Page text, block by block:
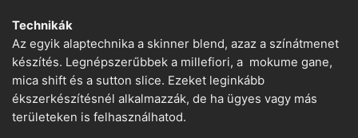
Technikák
Az egyik alaptechnika a skinner blend, azaz a színátmenet
készítés. Legnépszerűbbek a millefiori, a mokume gane,
mica shift és a sutton slice. Ezeket leginkább
ékszerkészítésnél alkalmazzák, de ha ügyes vagy más
területeken is felhasználhatod.